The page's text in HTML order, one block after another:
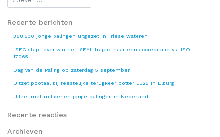
Recente berichten
368.500 jonge palingen uitgezet in Friese wateren
SEG stapt over van het ISEAL-traject naar een accreditatie via ISO
17065.
Dag van de Paling op zaterdag 5 september
Uitzet pootaal bij feestelijke terugkeer botter EB25 in Elburg
Uitzet met miljoenen jonge palingen in Nederland
Recente reacties
Archieven